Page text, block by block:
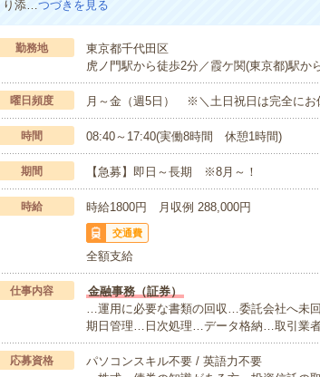
り添…つづきを見る
勤務地
東京都千代田区
虎ノ門駅から徒歩2分／霞ケ関(東京都)駅か
曜日頻度 月～金（週5日） ※＼土日祝日は完全にお
時間 08:40～17:40(実働8時間 休憩1時間)
期間 【急募】即日～長期 ※8月～！
時給 時給1800円 月収例 288,000円
交通費
全額支給
仕事内容
金融事務（証券）
…運用に必要な書類の回収…委託会社へ未
期日管理…日次処理…データ格納…取引業
応募資格
パソコンスキル不要 / 英語力不要